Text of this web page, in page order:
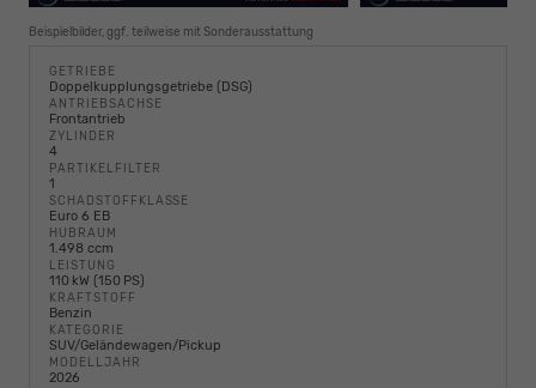
Beispielbilder, ggf. teilweise mit Sonderausstattung
GETRIEBE
Doppelkupplungsgetriebe (DSG)
ANTRIEBSACHSE
Frontantrieb
ZYLINDER
4
PARTIKELFILTER
1
SCHADSTOFFKLASSE
Euro 6 EB
HUBRAUM
1.498 ccm
LEISTUNG
110 kW (150 PS)
KRAFTSTOFF
Benzin
KATEGORIE
SUV/Geländewagen/Pickup
MODELLJAHR
2026